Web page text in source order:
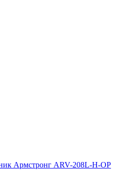
Армстронг ARV-208L-H-OP